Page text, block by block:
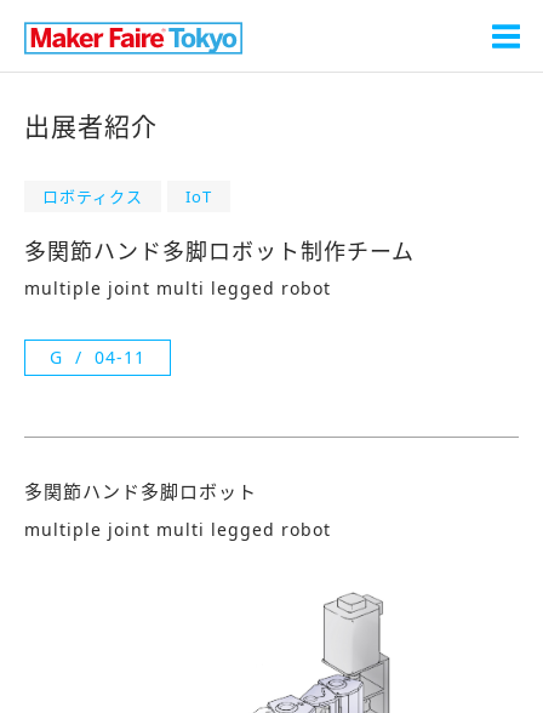
出展者紹介
ロボティクス IoT
多関節ハンド多脚ロボット制作チーム
multiple joint multi legged robot
G 04-11
多関節ハンド多脚ロボット
multiple joint multi legged robot